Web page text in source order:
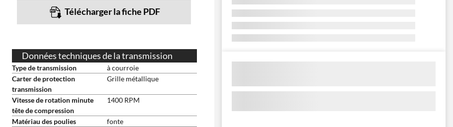
Télécharger la fiche PDF
Données techniques de la transmission
Type de transmission
à courroie
Carter de protection
transmission
Grille métallique
Vitesse de rotation minute
tête de compression
1400 RPM
Matériau des poulies fonte